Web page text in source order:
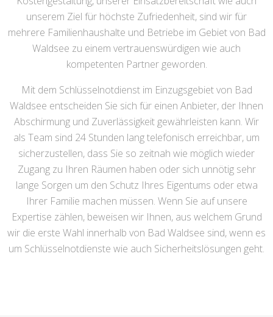
unserem Ziel für höchste Zufriedenheit, sind wir für
mehrere Familienhaushalte und Betriebe im Gebiet von Bad
Waldsee zu einem vertrauenswürdigen wie auch
kompetenten Partner geworden.
Mit dem Schlüsselnotdienst im Einzugsgebiet von Bad
Waldsee entscheiden Sie sich für einen Anbieter, der Ihnen
Abschirmung und Zuverlässigkeit gewährleisten kann. Wir
als Team sind 24 Stunden lang telefonisch erreichbar, um
sicherzustellen, dass Sie so zeitnah wie möglich wieder
Zugang zu Ihren Räumen haben oder sich unnötig sehr
lange Sorgen um den Schutz Ihres Eigentums oder etwa
Ihrer Familie machen müssen. Wenn Sie auf unsere
Expertise zählen, beweisen wir Ihnen, aus welchem Grund
wir die erste Wahl innerhalb von Bad Waldsee sind, wenn es
um Schlüsselnotdienste wie auch Sicherheitslösungen geht.